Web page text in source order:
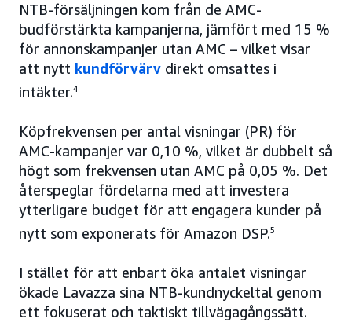
NTB-försäljningen kom från de AMC-
budförstärkta kampanjerna, jämfört med 15 %
för annonskampanjer utan AMC – vilket visar
att nytt kundförvärv direkt omsattes i
intäkter.4
Köpfrekvensen per antal visningar (PR) för
AMC-kampanjer var 0,10 %, vilket är dubbelt så
högt som frekvensen utan AMC på 0,05 %. Det
återspeglar fördelarna med att investera
ytterligare budget för att engagera kunder på
nytt som exponerats för Amazon DSP.5
I stället för att enbart öka antalet visningar
ökade Lavazza sina NTB-kundnyckeltal genom
ett fokuserat och taktiskt tillvägagångssätt.